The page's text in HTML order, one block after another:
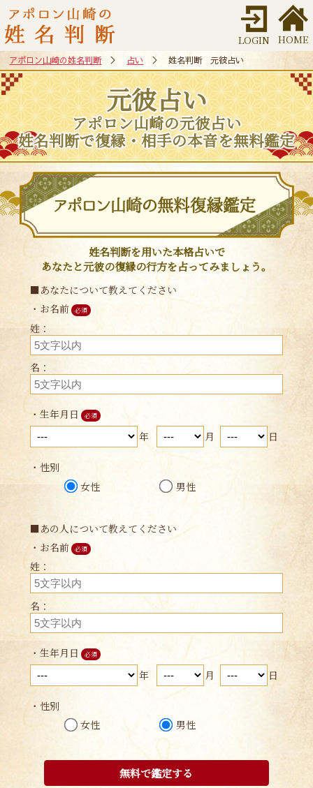
LOGIN HOME
アポロン山崎の姓名判断＞ 占い ＞ 姓名判断 元彼占い
元彼占い
アポロン山崎の元彼占い
姓名判断で復縁・相手の本音を無料鑑定
姓名判断を用いた本格占いで
あなたと元彼の復縁の行方を占ってみましょう。
■あなたについて教えてください
・お名前
必須
姓：
名：
・生年月日 必須
年 月 日
・性別
女性
男性
■あの人について教えてください
・お名前
必須
姓：
名：
・生年月日 必須
年 月 日
・性別
女性
男性
無料で鑑定する